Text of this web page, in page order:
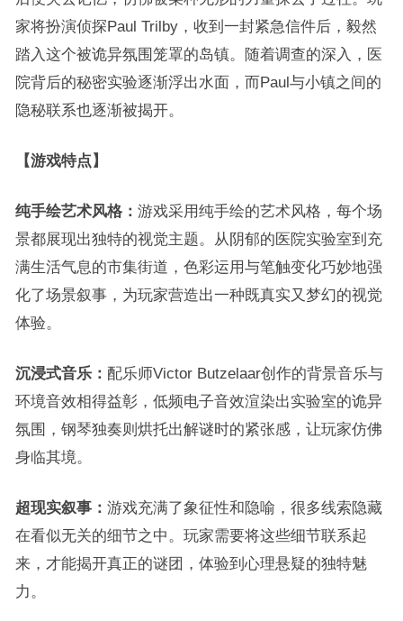
家将扮演侦探Paul Trilby，收到一封紧急信件后，毅然
踏入这个被诡异氛围笼罩的岛镇。随着调查的深入，医
院背后的秘密实验逐渐浮出水面，而Paul与小镇之间的
隐秘联系也逐渐被揭开。
【游戏特点】
纯手绘艺术风格： 游戏采用纯手绘的艺术风格，每个场
景都展现出独特的视觉主题。从阴郁的医院实验室到充
满生活气息的市集街道，色彩运用与笔触变化巧妙地强
化了场景叙事，为玩家营造出一种既真实又梦幻的视觉
体验。
沉浸式音乐： 配乐师Victor Butzelaar创作的背景音乐与
环境音效相得益彰，低频电子音效渲染出实验室的诡异
氛围，钢琴独奏则烘托出解谜时的紧张感，让玩家仿佛
身临其境。
超现实叙事： 游戏充满了象征性和隐喻，很多线索隐藏
在看似无关的细节之中。玩家需要将这些细节联系起
来，才能揭开真正的谜团，体验到心理悬疑的独特魅
力。